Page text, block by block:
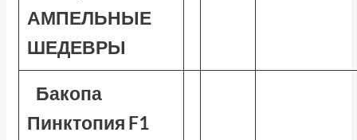
АМПЕЛЬНЫЕ
ШЕДЕВРЫ
Бакопа
Пинктопия F1